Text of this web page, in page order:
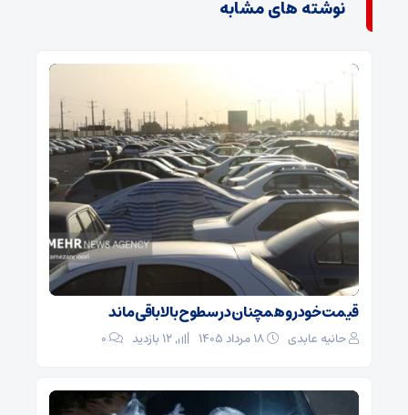
نوشته های مشابه
قیمت خودرو همچنان در سطوح بالا باقی ماند
حانیه عابدی ۰